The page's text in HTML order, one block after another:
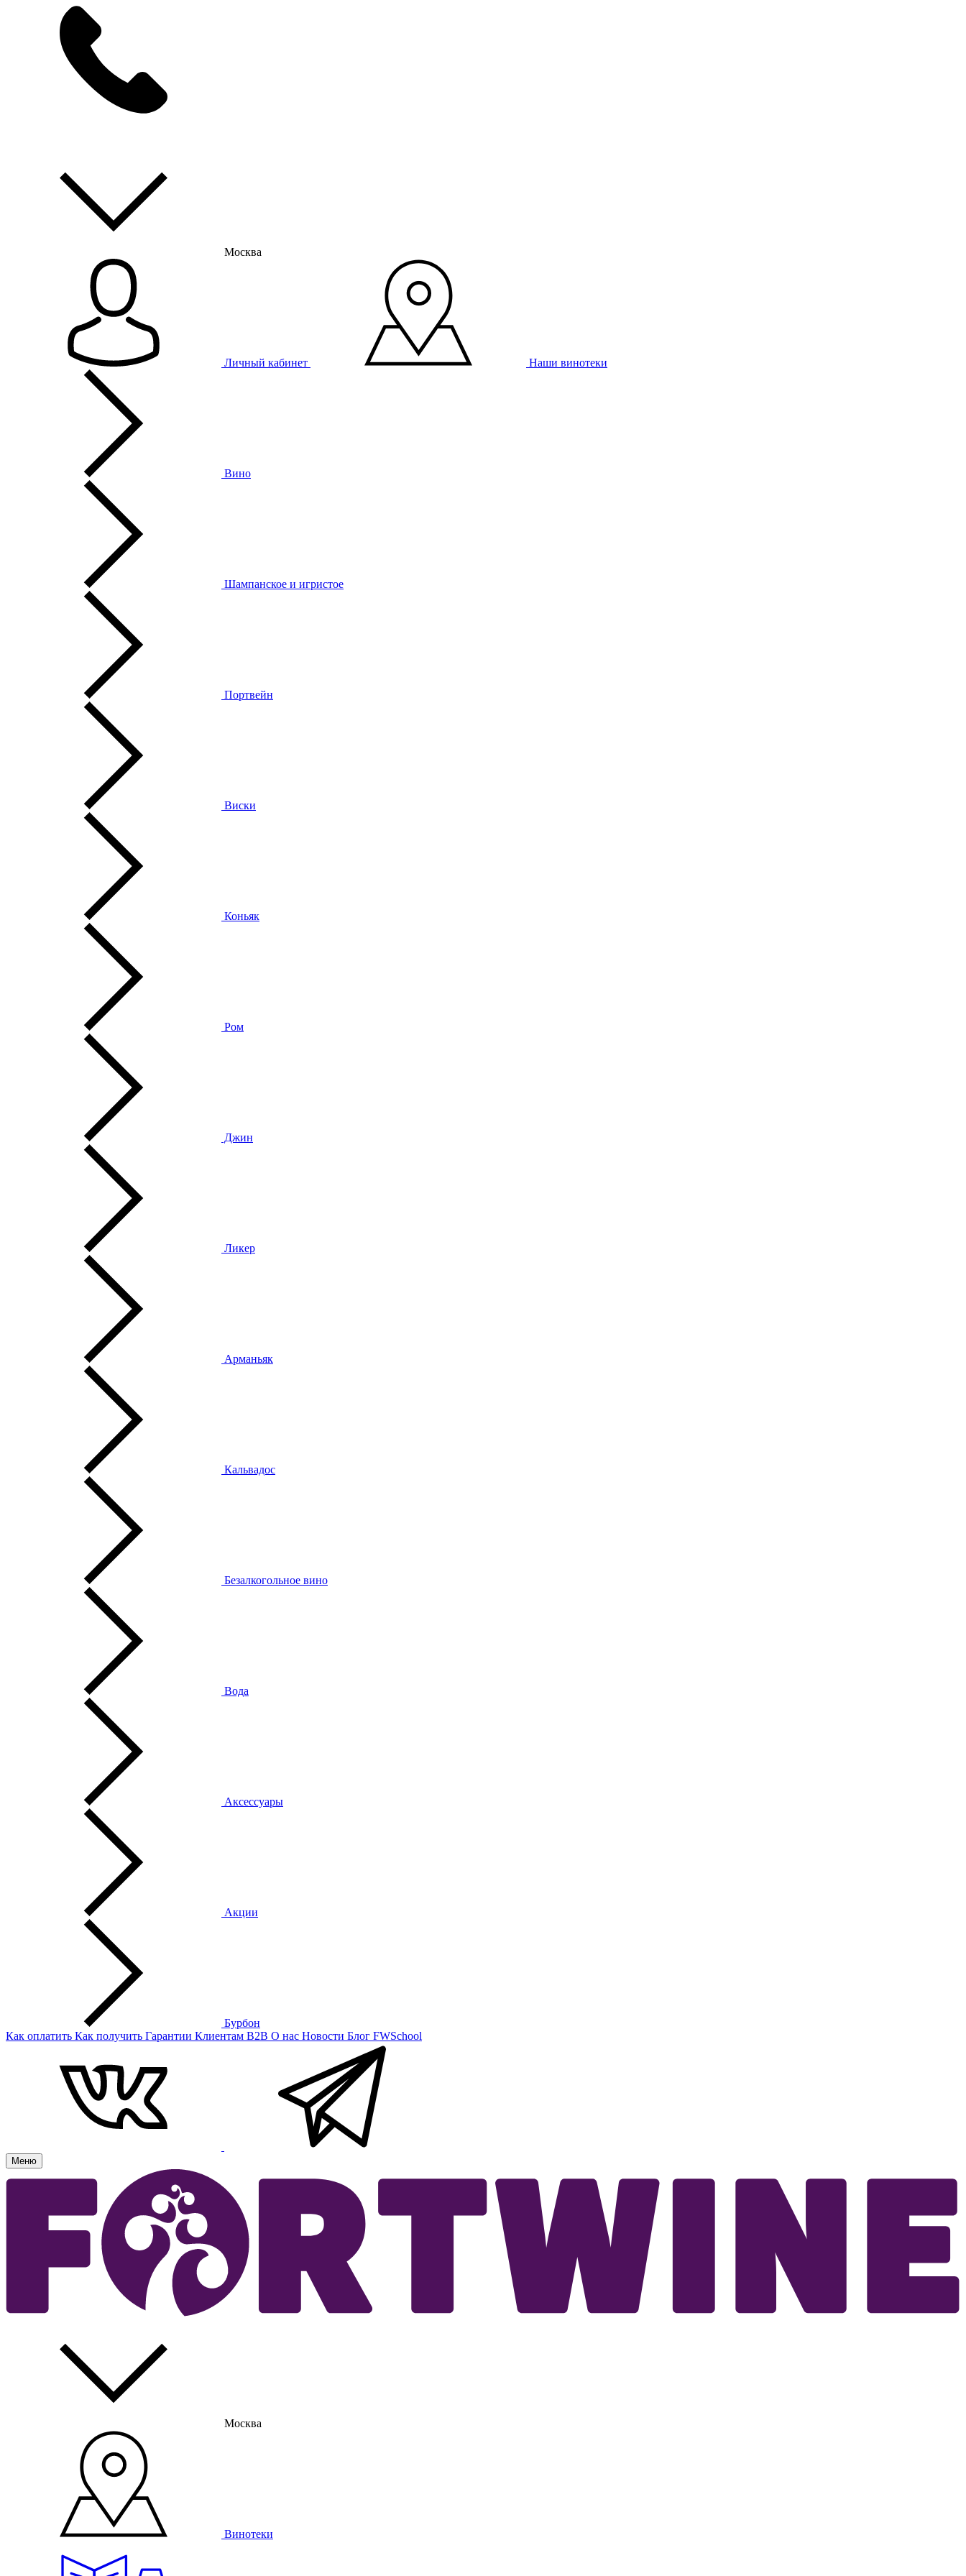
Москва
Личный кабинет Наши винотеки
Вино
Шампанское и игристое
Портвейн
Виски
Коньяк
Ром
Джин
Ликер
Арманьяк
Кальвадос
Безалкогольное вино
Вода
Аксессуары
Акции
Бурбон
Как оплатить Как получить Гарантии Клиентам B2B О нас Новости Блог FWSchool
Меню
Москва
Винотеки